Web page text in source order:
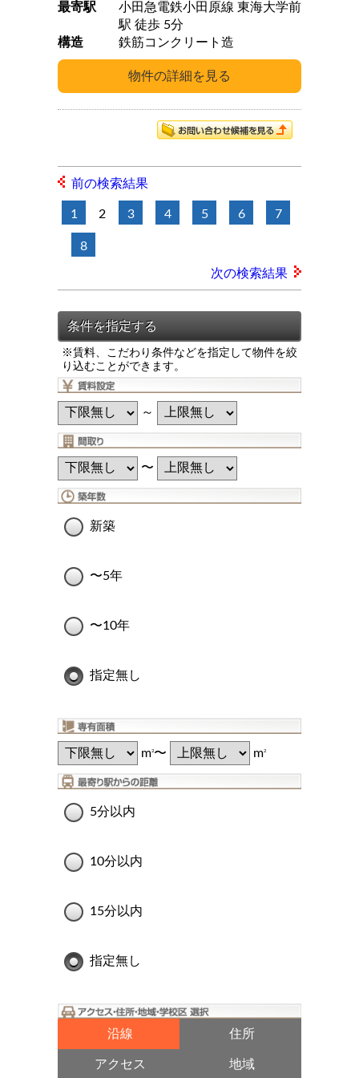
最寄駅
小田急電鉄小田原線 東海大学前
駅 徒歩 5分
構造
鉄筋コンクリート造
前の検索結果
1 2 3 4 5 6 7
8
次の検索結果
※賃料、こだわり条件などを指定して物件を絞
り込むことができます。
～
〜
新築
〜5年
〜10年
指定無し
m2〜 m2
5分以内
10分以内
15分以内
指定無し
沿線 住所
アクセス 地域